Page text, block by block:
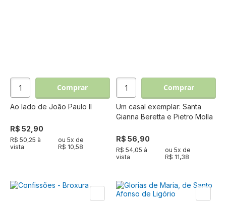
Comprar
Ao lado de João Paulo II
R$ 52,90
R$ 50,25 à
vista
ou 5x de
R$ 10,58
Comprar
Um casal exemplar: Santa
Gianna Beretta e Pietro Molla
R$ 56,90
R$ 54,05 à
vista
ou 5x de
R$ 11,38